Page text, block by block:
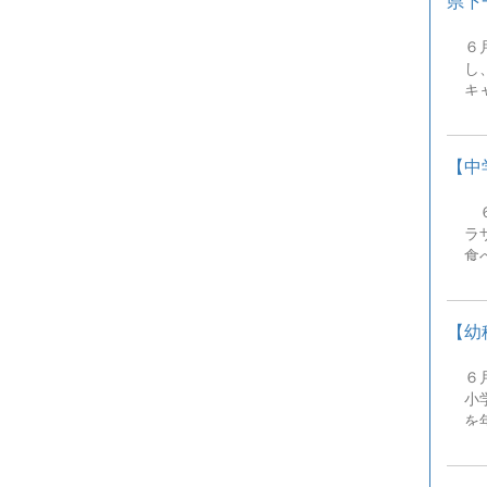
そ
に
６
し
キ
【
ラ
食
【
６
小
を